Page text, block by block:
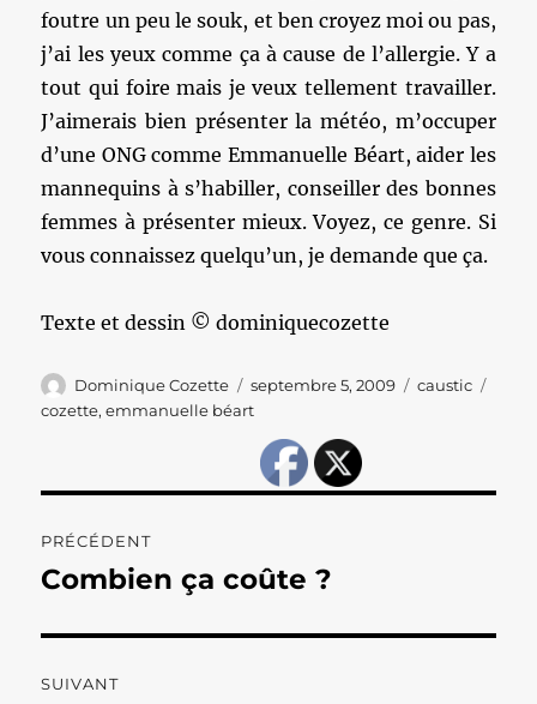
foutre un peu le souk, et ben croyez moi ou pas,
j’ai les yeux comme ça à cause de l’allergie. Y a
tout qui foire mais je veux tellement travailler.
J’aimerais bien présenter la météo, m’occuper
d’une ONG comme Emmanuelle Béart, aider les
mannequins à s’habiller, conseiller des bonnes
femmes à présenter mieux. Voyez, ce genre. Si
vous connaissez quelqu’un, je demande que ça.
Texte et dessin © dominiquecozette
Auteur
Dominique Cozette
Publié
le
septembre 5, 2009 Catégories
caustic
cozette,emmanuelle béart
de
PRÉCÉDENT
Publication
Combien ça coûte ?
SUIVANT